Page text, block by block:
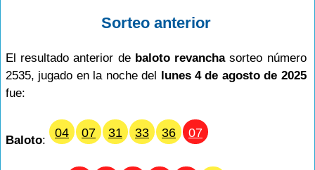
Sorteo anterior
El resultado anterior de baloto revanchasorteo número
2535, jugado en la noche del lunes 4 de agosto de 2025
fue:
Baloto:
04 07 31 33 36 07